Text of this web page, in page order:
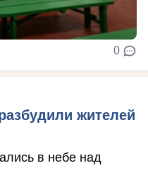
0
жителей
в небе над